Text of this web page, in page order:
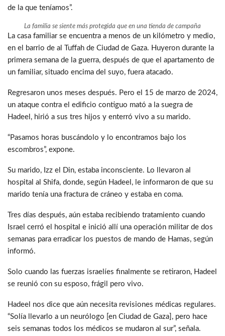
de la que teníamos”.
La familia se siente más protegida que en una tienda de campaña
La casa familiar se encuentra a menos de un kilómetro y medio,
en el barrio de al Tuffah de Ciudad de Gaza. Huyeron durante la
primera semana de la guerra, después de que el apartamento de
un familiar, situado encima del suyo, fuera atacado.
Regresaron unos meses después. Pero el 15 de marzo de 2024,
un ataque contra el edificio contiguo mató a la suegra de
Hadeel, hirió a sus tres hijos y enterró vivo a su marido.
“Pasamos horas buscándolo y lo encontramos bajo los
escombros”, expone.
Su marido, Izz el Din, estaba inconsciente. Lo llevaron al
hospital al Shifa, donde, según Hadeel, le informaron de que su
marido tenía una fractura de cráneo y estaba en coma.
Tres días después, aún estaba recibiendo tratamiento cuando
Israel cerró el hospital e inició allí una operación militar de dos
semanas para erradicar los puestos de mando de Hamas, según
informó.
Solo cuando las fuerzas israelíes finalmente se retiraron, Hadeel
se reunió con su esposo, frágil pero vivo.
Hadeel nos dice que aún necesita revisiones médicas regulares.
“Solía ​​llevarlo a un neurólogo [en Ciudad de Gaza], pero hace
seis semanas todos los médicos se mudaron al sur”, señala.